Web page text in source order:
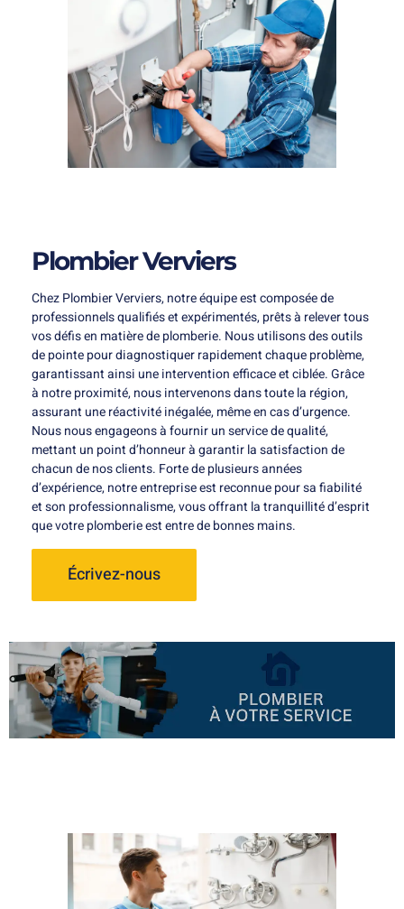
Plombier Verviers
Chez Plombier Verviers, notre équipe est composée de
professionnels qualifiés et expérimentés, prêts à relever tous
vos défis en matière de plomberie. Nous utilisons des outils
de pointe pour diagnostiquer rapidement chaque problème,
garantissant ainsi une intervention efficace et ciblée. Grâce
à notre proximité, nous intervenons dans toute la région,
assurant une réactivité inégalée, même en cas d’urgence.
Nous nous engageons à fournir un service de qualité,
mettant un point d’honneur à garantir la satisfaction de
chacun de nos clients. Forte de plusieurs années
d’expérience, notre entreprise est reconnue pour sa fiabilité
et son professionnalisme, vous offrant la tranquillité d’esprit
que votre plomberie est entre de bonnes mains.
Écrivez-nous